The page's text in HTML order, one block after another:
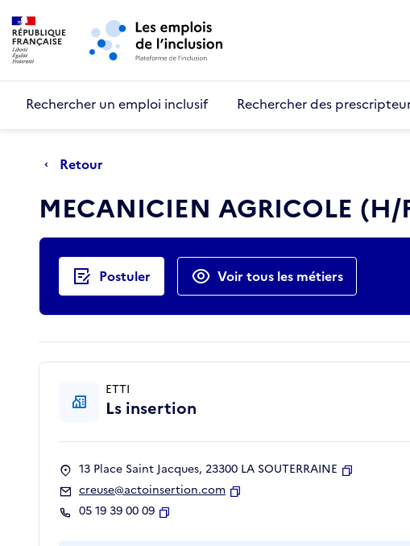
Aller au menu principal
Rechercher un emploi inclusif Rechercher des
Retour
MECANICIEN AGRICOLE (H/
Actions rapides
Postuler Voir tous les métiers
ETTI
Ls insertion
13 Place Saint Jacques, 23300 LA SOUTERRAINE
creuse@actoinsertion.com
05 19 39 00 09